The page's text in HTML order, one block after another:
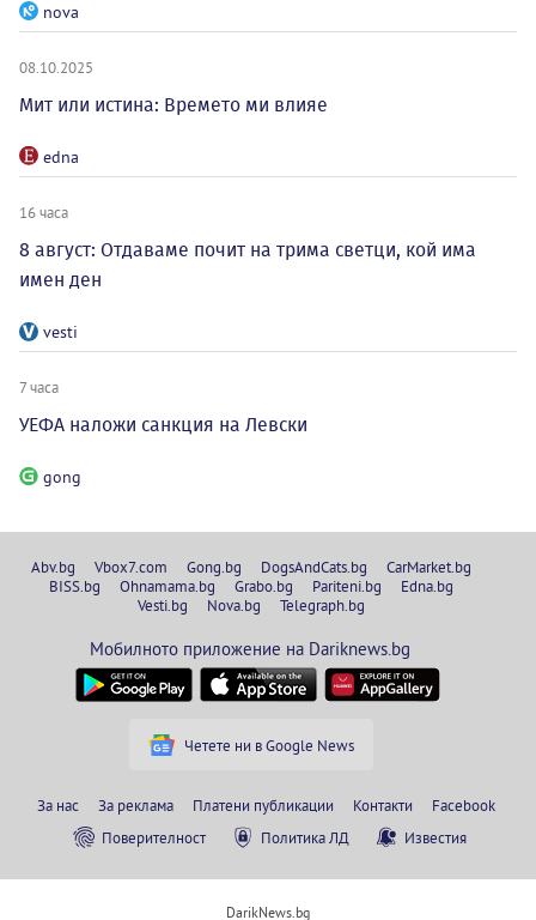
nova
08.10.2025
Мит или истина: Времето ми влияе
edna
16 часа
8 август: Отдаваме почит на трима светци, кой има
имен ден
vesti
7 часа
УЕФА наложи санкция на Левски
gong
Abv.bg Vbox7.com Gong.bg DogsAndCats.bg
CarMarket.bg
BISS.bg
Ohnamama.bg Grabo.bg Pariteni.bg
Edna.bg
Vesti.bg
Nova.bg Telegraph.bg
Мобилното приложение на Dariknews.bg
Четете ни в Google News
За нас За реклама Платени публикации Контакти
Facebook
Поверителност
Политика ЛД Известия
DarikNews.bg